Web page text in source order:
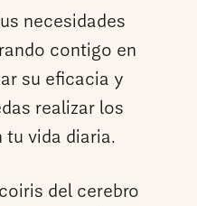
necesidades
contigo en
su eficacia y
realizar los
tu vida diaria.
del cerebro